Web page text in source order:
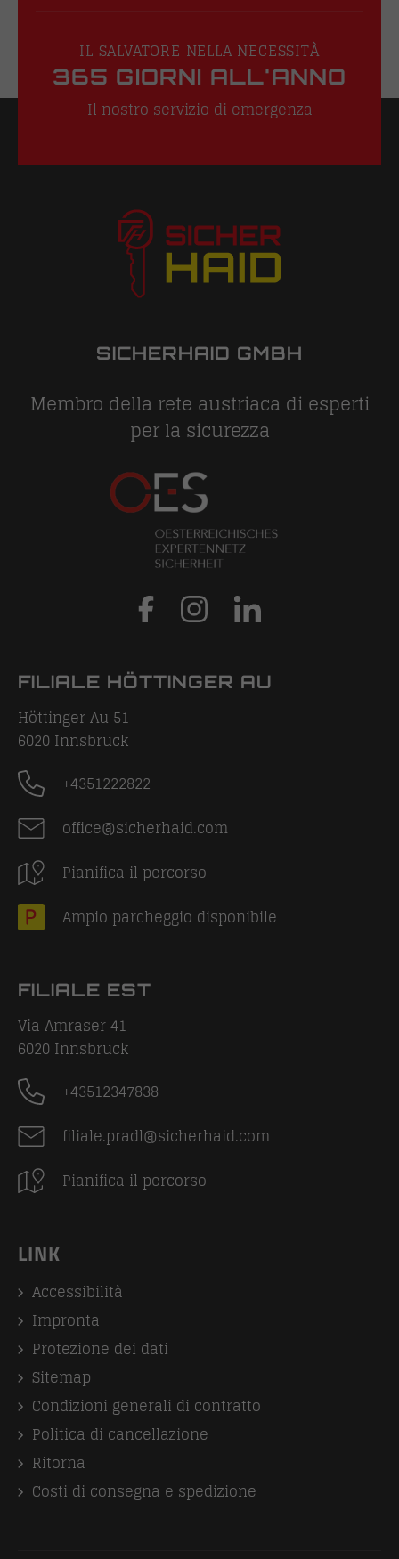
IL SALVATORE NELLA NECESSITÀ
365 GIORNI ALL'ANNO
Il nostro servizio di emergenza
SICHERHAID GMBH
Membro della rete austriaca di esperti
per la sicurezza
FILIALE HÖTTINGER AU
Höttinger Au 51
6020 Innsbruck
+4351222822
office@sicherhaid.com
Pianifica il percorso
Ampio parcheggio disponibile
FILIALE EST
Via Amraser 41
6020 Innsbruck
+43512347838
filiale.pradl@sicherhaid.com
Pianifica il percorso
LINK
Accessibilità
Impronta
Protezione dei dati
Sitemap
Condizioni generali di contratto
Politica di cancellazione
Ritorna
Costi di consegna e spedizione